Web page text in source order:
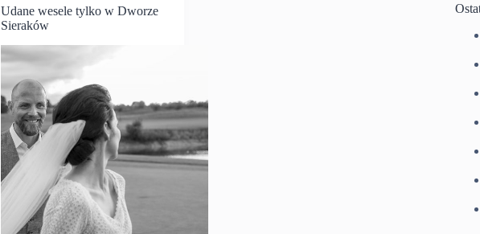
Udane wesele tylko w Dworze
Sieraków